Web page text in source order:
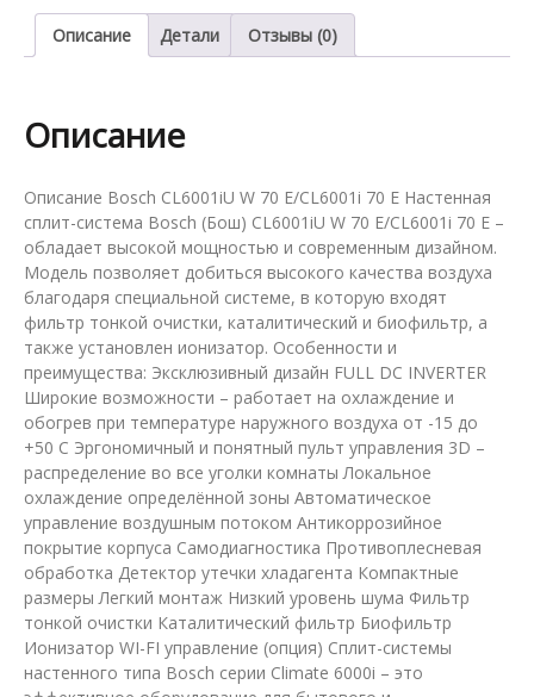
E/CL6001i
70
Описание Детали Отзывы (0)
Описание
Описание Bosch CL6001iU W 70 E/CL6001i 70 E Настенная
сплит-система Bosch (Бош) CL6001iU W 70 E/CL6001i 70 E –
обладает высокой мощностью и современным дизайном.
Модель позволяет добиться высокого качества воздуха
благодаря специальной системе, в которую входят
фильтр тонкой очистки, каталитический и биофильтр, а
также установлен ионизатор. Особенности и
преимущества: Эксклюзивный дизайн FULL DC INVERTER
Широкие возможности – работает на охлаждение и
обогрев при температуре наружного воздуха от -15 до
+50 С Эргономичный и понятный пульт управления 3D –
распределение во все уголки комнаты Локальное
охлаждение определённой зоны Автоматическое
управление воздушным потоком Антикоррозийное
покрытие корпуса Самодиагностика Противоплесневая
обработка Детектор утечки хладагента Компактные
размеры Легкий монтаж Низкий уровень шума Фильтр
тонкой очистки Каталитический фильтр Биофильтр
Ионизатор WI-FI управление (опция) Сплит-системы
настенного типа Bosch серии Climate 6000i – это